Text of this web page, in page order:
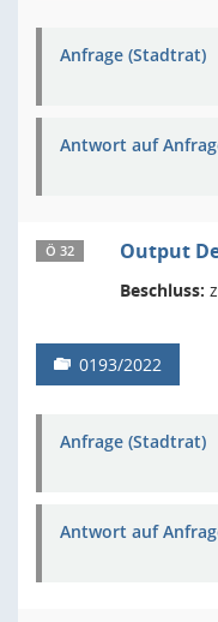
Anfrage (Stadtrat)
Antwort auf
Ö 32 Output
Beschluss:
0193/2022
Anfrage (Stadtrat)
Antwort auf